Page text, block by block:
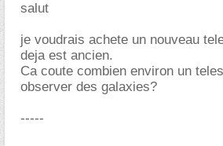
salut
je voudrais achete un nouveau
deja est ancien.
Ca coute combien environ un
observer des galaxies?
-----